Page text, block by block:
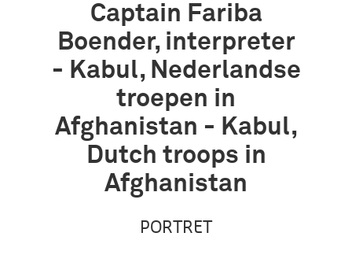
Captain Fariba
Boender, interpreter
- Kabul, Nederlandse
troepen in
Afghanistan - Kabul,
Dutch troops in
Afghanistan
PORTRET